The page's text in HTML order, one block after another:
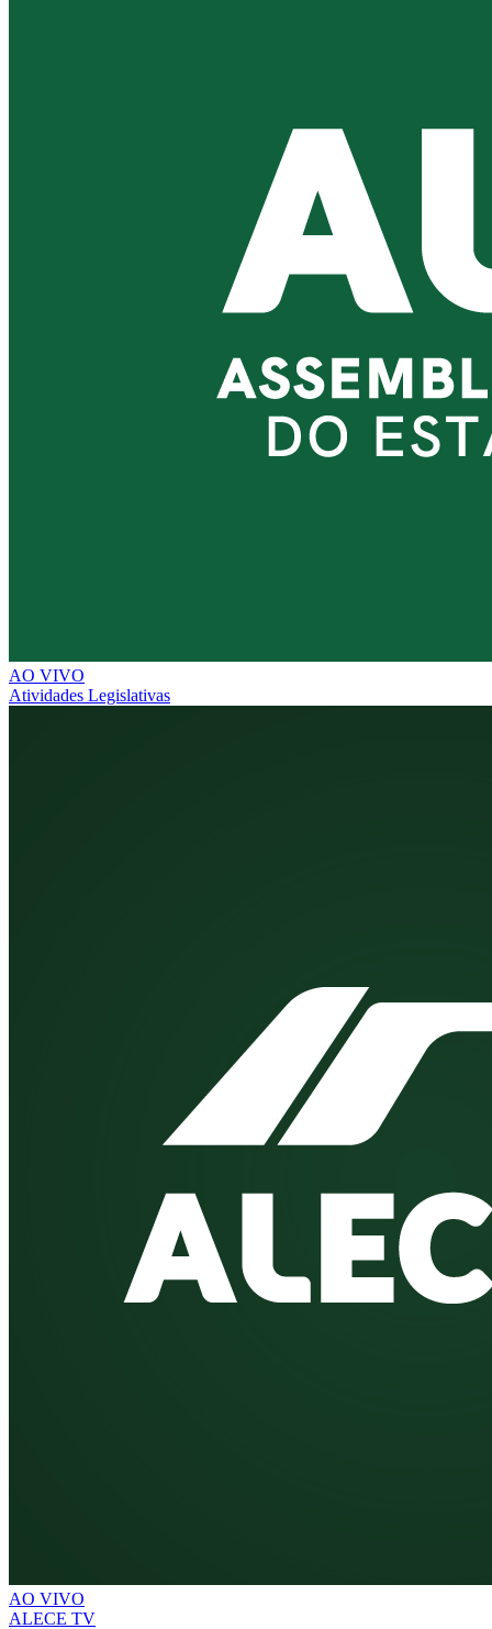
AO VIVO
Atividades Legislativas
AO VIVO
ALECE TV